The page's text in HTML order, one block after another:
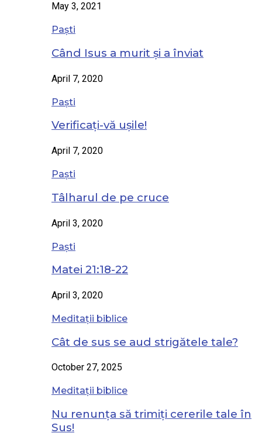
May 3, 2021
Paști
Când Isus a murit și a înviat
April 7, 2020
Paști
Verificați-vă ușile!
April 7, 2020
Paști
Tâlharul de pe cruce
April 3, 2020
Paști
Matei 21:18-22
April 3, 2020
Meditații biblice
Cât de sus se aud strigătele tale?
October 27, 2025
Meditații biblice
Nu renunța să trimiți cererile tale în
Sus!